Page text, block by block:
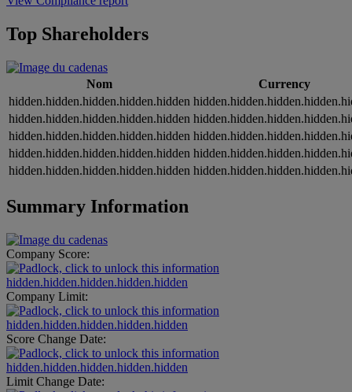
Top Shareholders
Nom
Currency
hidden.hidden.hidden.hidden.hidden
hidden.hidden.hidden.hidden.hidden
hidden.hidden.hidden.hidden.hidden
hidden.hidden.hidden.hidden.hidden
hidden.hidden.hidden.hidden.hidden
Summary Information
Company Score:
hidden.hidden.hidden.hidden.hidden
Company Limit:
hidden.hidden.hidden.hidden.hidden
Score Change Date:
hidden.hidden.hidden.hidden.hidden
Limit Change Date: